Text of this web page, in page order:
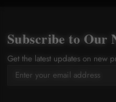
Subscribe to Our
Get the latest updates on new